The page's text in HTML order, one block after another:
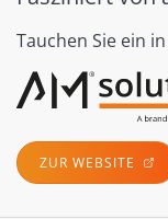
Tauchen Sie ein
ZUR WEBSITE